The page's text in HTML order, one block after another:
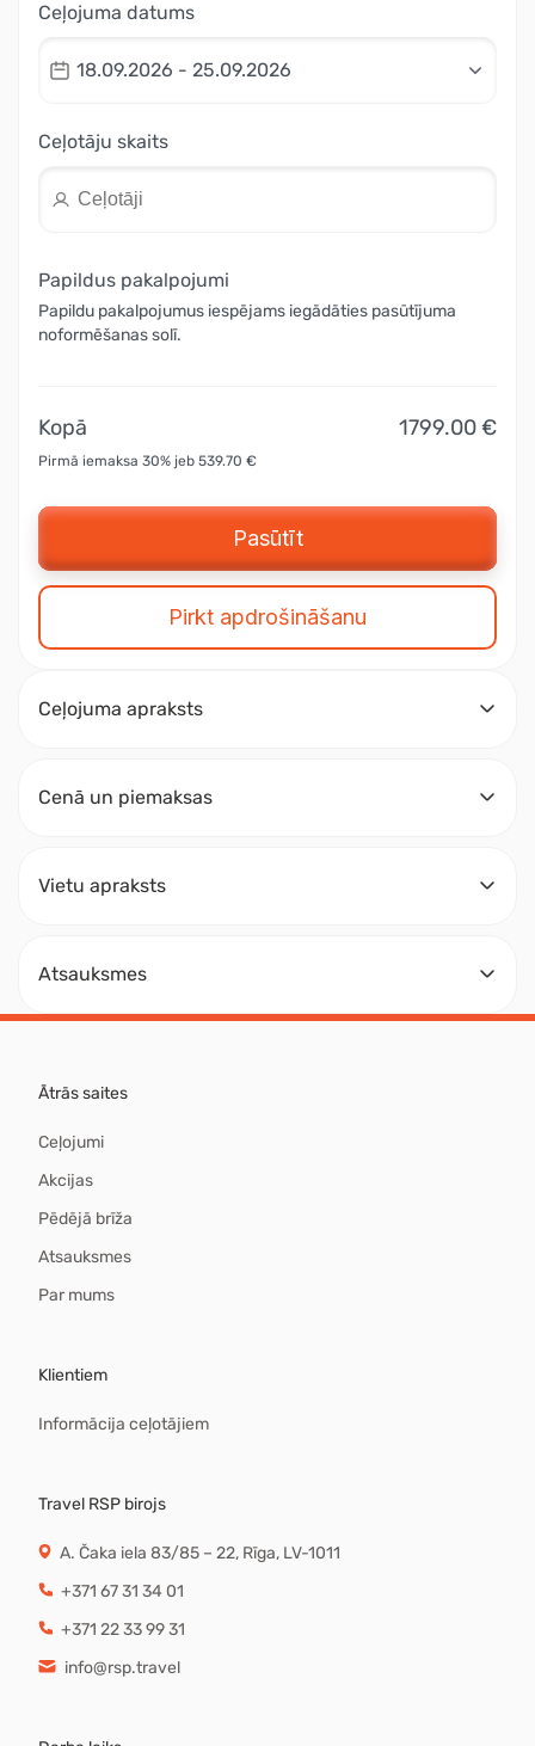
Ceļojuma apraksts
Cenā un piemaksas
Vietu apraksts
Atsauksmes
Ceļojuma datums
18.09.2026 - 25.09.2026
Ceļotāju skaits
Papildus pakalpojumi
Papildu pakalpojumus iespējams iegādāties pasūtījuma
noformēšanas solī.
Kopā 1799.00 €
Pirmā iemaksa 30% jeb 539.70 €
Pasūtīt
Pirkt apdrošināšanu
Ātrās saites
Ceļojumi
Akcijas
Pēdējā brīža
Atsauksmes
Par mums
Klientiem
Informācija ceļotājiem
Travel RSP birojs
A. Čaka iela 83/85 – 22, Rīga, LV-1011
+371 67 31 34 01
+371 22 33 99 31
info@rsp.travel